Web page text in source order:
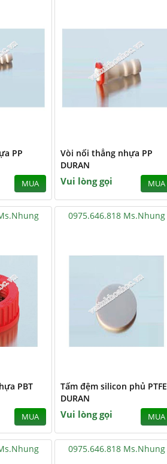
PP
MUA
Vòi nối thẳng nhựa PP
DURAN
Vui lòng gọi MUA
PBT
MUA
0975.646.818 Ms.Nhung
Tấm đệm silicon phủ PTFE
DURAN
Vui lòng gọi MUA
0975.646.818 Ms.Nhung